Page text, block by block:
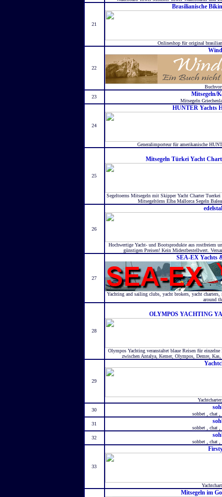
21
Brasilianische
Onlineshop für original
22
23
Mitsegeln/
Mitsegeln
24
HUNTER Yachts
Generalimporteur für amerikanische
25
Mitsegeln Türkei Yacht
Segeltoerns Mitsegeln mit Skipper Yacht Charter
Mitsegeltörns Elba Mallorca Segeln
26
Hochwertige Yacht- und Bootsprodukte aus rostfreiem
günstigen Preisen! Kein Midestbestellwert.
27
SEA-EX Yachts
Yachting and sailing clubs, yacht brokers, yacht
around
28
OLYMPOS YACHTING
Olympos Yachting veranstaltet blaue Reisen für
zwischen Antalya, Kemer, Olympos, Demre,
29
30
sohbet , chat ,
31
sohbet , chat ,
32
sohbet , chat ,
33
Mitsegeln im